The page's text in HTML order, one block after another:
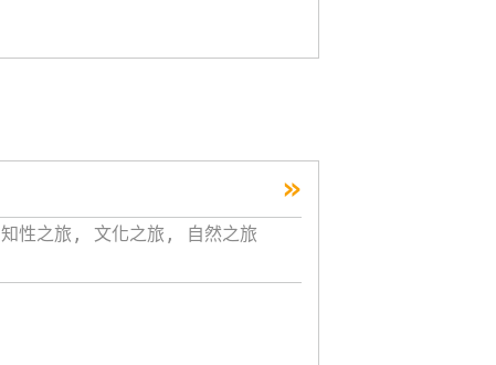
»
知性之旅, 文化之旅, 自然之旅